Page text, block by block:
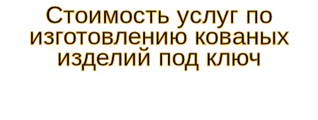
Стоимость услуг по
изготовлению кованых
изделий под ключ